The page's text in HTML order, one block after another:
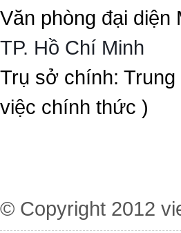
Văn phòng đại diện
TP. Hồ Chí Minh
Trụ sở chính:
việc chính thức )
© Copyright 2012